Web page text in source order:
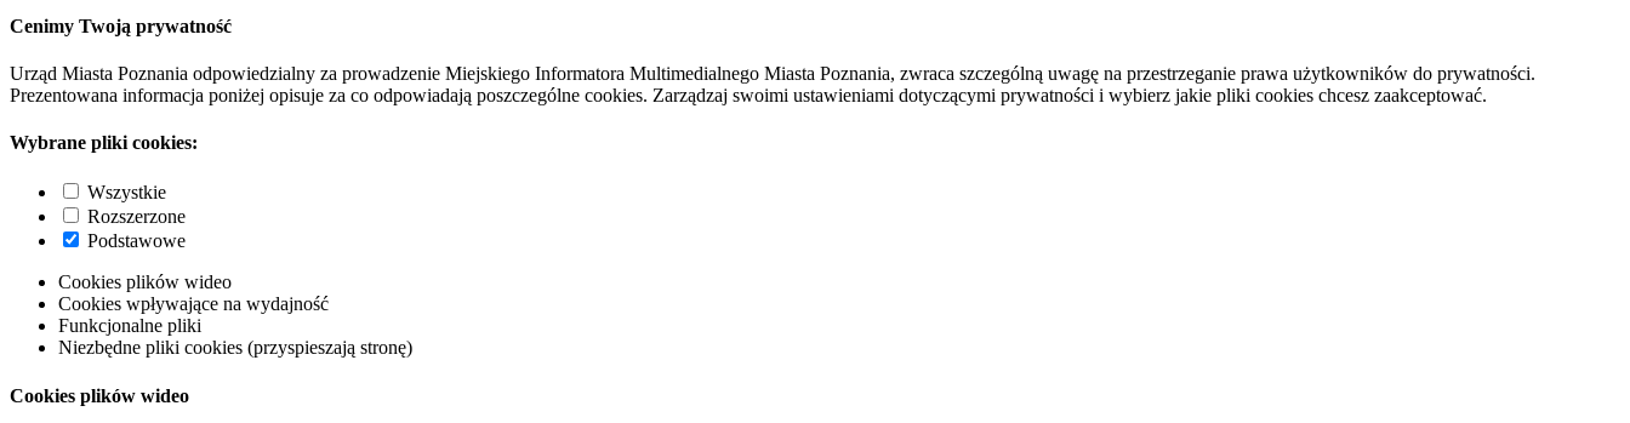
Cenimy Twoją prywatność
Urząd Miasta Poznania odpowiedzialny za prowadzenie Miejskiego Informatora Multimedialnego Miasta Poznania, zwraca szczególną uwagę na przestrzeganie prawa użytkowników do prywatności.
Prezentowana informacja poniżej opisuje za co odpowiadają poszczególne cookies. Zarządzaj swoimi ustawieniami dotyczącymi prywatności i wybierz jakie pliki cookies chcesz zaakceptować.
Wybrane pliki cookies:
Wszystkie
Rozszerzone
Podstawowe
Cookies plików wideo
Cookies wpływające na wydajność
Funkcjonalne pliki
Niezbędne pliki cookies (przyspieszają stronę)
Cookies plików wideo